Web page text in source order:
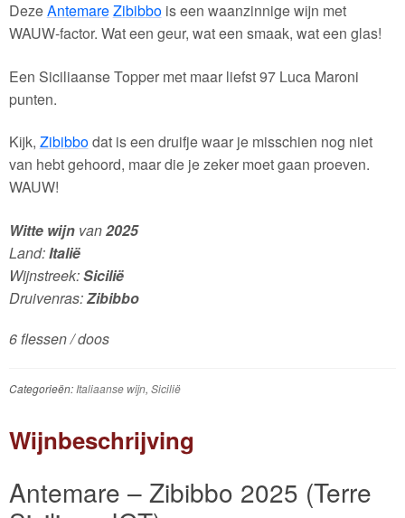
DezeAntemareZibibbois een waanzinnige wijn met
WAUW-factor. Wat een geur, wat een smaak, wat een glas!
Een Siciliaanse Topper met maar liefst 97 Luca Maroni
punten.
Kijk, Zibibbodat is een druifje waar je misschien nog niet
van hebt gehoord, maar die je zeker moet gaan proeven.
WAUW!
Witte wijnvan2025
Land:Italië
Wijnstreek:Sicilië
Druivenras:Zibibbo
6 flessen / doos
Categorieën: Italiaanse wijn, Sicilië
Wijnbeschrijving
Antemare – Zibibbo 2025 (Terre